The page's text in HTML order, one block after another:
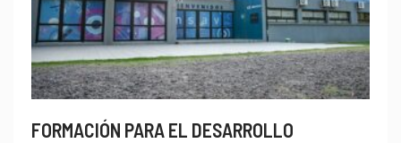
FORMACIÓN PARA EL DESARROLLO